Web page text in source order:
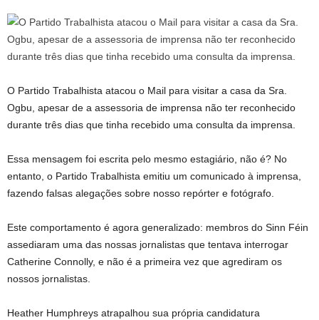
O Partido Trabalhista atacou o Mail para visitar a casa da Sra.
Ogbu, apesar de a assessoria de imprensa não ter reconhecido
durante três dias que tinha recebido uma consulta da imprensa.
Essa mensagem foi escrita pelo mesmo estagiário, não é? No
entanto, o Partido Trabalhista emitiu um comunicado à imprensa,
fazendo falsas alegações sobre nosso repórter e fotógrafo.
Este comportamento é agora generalizado: membros do Sinn Féin
assediaram uma das nossas jornalistas que tentava interrogar
Catherine Connolly, e não é a primeira vez que agrediram os
nossos jornalistas.
Heather Humphreys atrapalhou sua própria candidatura